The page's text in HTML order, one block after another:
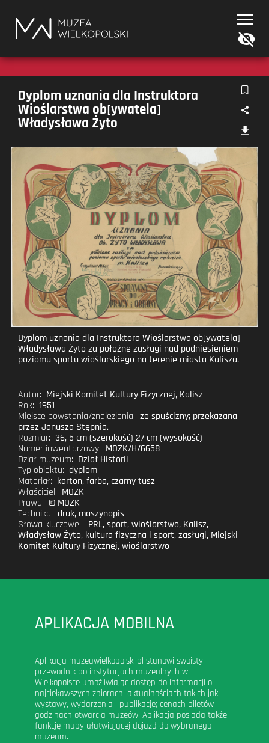
Muzea
Wielkopolski
Dyplom uznania dla Instruktora
Wioślarstwa ob[ywatela]
Władysława Żyto
Dyplom uznania dla Instruktora Wioślarstwa ob[ywatela]
Władysława Żyto za położne zasługi nad podniesieniem
poziomu sportu wioślarskiego na terenie miasta Kalisza.
Autor: Miejski Komitet Kultury Fizycznej, Kalisz
Rok: 1951
Miejsce powstania/znalezienia: ze spuścizny; przekazana
przez Janusza Stępnia.
Rozmiar: 36, 5 cm (szerokość) 27 cm (wysokość)
Numer inwentarzowy: MOZK/H/6658
Dział muzeum: Dział Historii
Typ obiektu: dyplom
Materiał: karton, farba, czarny tusz
Właściciel: MOZK
Prawa: © MOZK
Technika: druk, maszynopis
Słowa kluczowe:
PRL,sport,wioślarstwo, Kalisz,
Władysław Żyto, kultura fizyczna i sport,zasługi, Miejski
Komitet Kultury Fizycznej,wioślarstwo
APLIKACJA MOBILNA
Aplikacja muzeawielkopolski.pl stanowi swoisty
przewodnik po instytucjach muzealnych w
Wielkopolsce umożliwiając dostęp do informacji o
najciekawszych zbiorach, aktualnościach takich jak:
wystawy, wydarzenia i publikacje; cenach biletów i
godzinach otwarcia muzeów. Aplikacja posiada także
funkcję mapy ułatwiającej dojazd do wybranego
muzeum.